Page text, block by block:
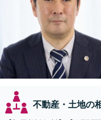
不動産・土地の